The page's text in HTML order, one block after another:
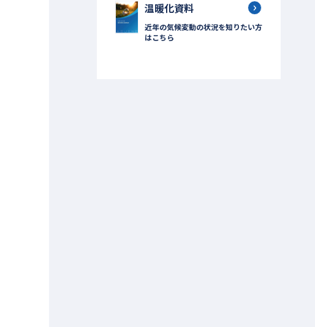
温暖化資料
近年の気候変動の状況を知りたい方
はこちら